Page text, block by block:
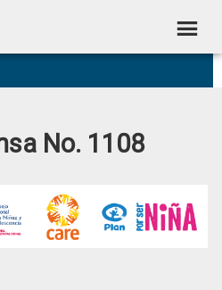
No. 1108